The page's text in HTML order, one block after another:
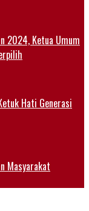
2024, Ketua Umum
Hati Generasi
Masyarakat